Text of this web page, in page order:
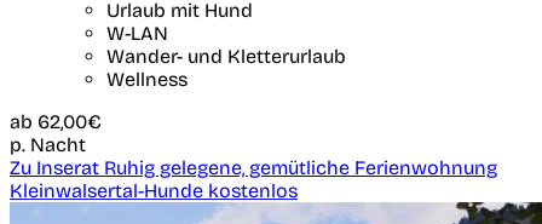
Urlaub mit Hund
W-LAN
Wander- und Kletterurlaub
Wellness
ab 62,00€
p. Nacht
Zu Inserat Ruhig gelegene, gemütliche Ferienwohnung
Kleinwalsertal-Hunde kostenlos